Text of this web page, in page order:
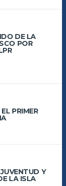
DE LA
POR
PRIMER
Y
LA ISLA